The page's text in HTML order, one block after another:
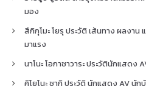
มอง
สึกิกุโมะ โยรุ ประวัติ เส้นทาง ผลงา
มาแรง
นาโนะ โอกาซาวาระ ประวัตินักแสดง
คิโยโนะ ซากิ ประวัติ นักแสดง AV นั